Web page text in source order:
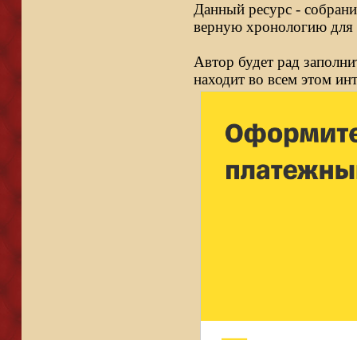
Данный ресурс -
верную хронологию для
Автор будет рад
находит во всем этом